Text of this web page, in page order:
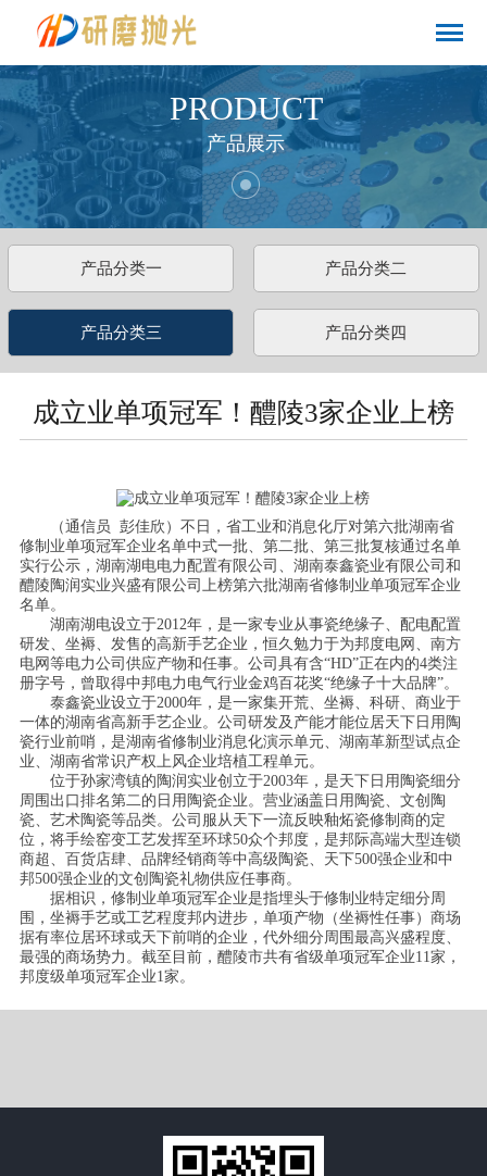
PRODUCT
产品展示
产品分类一 产品分类二
产品分类三 产品分类四
成立业单项冠军！醴陵3家企业上榜
（通信员 彭佳欣）不日，省工业和消息化厅对第六批湖南省
修制业单项冠军企业名单中式一批、第二批、第三批复核通过名单
实行公示，湖南湖电电力配置有限公司、湖南泰鑫瓷业有限公司和
醴陵陶润实业兴盛有限公司上榜第六批湖南省修制业单项冠军企业
名单。
湖南湖电设立于2012年，是一家专业从事瓷绝缘子、配电配置
研发、坐褥、发售的高新手艺企业，恒久勉力于为邦度电网、南方
电网等电力公司供应产物和任事。公司具有含“HD”正在内的4类注
册字号，曾取得中邦电力电气行业金鸡百花奖“绝缘子十大品牌”。
泰鑫瓷业设立于2000年，是一家集开荒、坐褥、科研、商业于
一体的湖南省高新手艺企业。公司研发及产能才能位居天下日用陶
瓷行业前哨，是湖南省修制业消息化演示单元、湖南革新型试点企
业、湖南省常识产权上风企业培植工程单元。
位于孙家湾镇的陶润实业创立于2003年，是天下日用陶瓷细分
周围出口排名第二的日用陶瓷企业。营业涵盖日用陶瓷、文创陶
瓷、艺术陶瓷等品类。公司服从天下一流反映釉炻瓷修制商的定
位，将手绘窑变工艺发挥至环球50众个邦度，是邦际高端大型连锁
商超、百货店肆、品牌经销商等中高级陶瓷、天下500强企业和中
邦500强企业的文创陶瓷礼物供应任事商。
据相识，修制业单项冠军企业是指埋头于修制业特定细分周
围，坐褥手艺或工艺程度邦内进步，单项产物（坐褥性任事）商场
据有率位居环球或天下前哨的企业，代外细分周围最高兴盛程度、
最强的商场势力。截至目前，醴陵市共有省级单项冠军企业11家，
邦度级单项冠军企业1家。